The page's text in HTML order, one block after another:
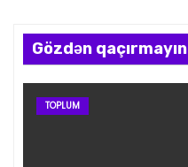
Gözdən qaçırmayın
TOPLUM